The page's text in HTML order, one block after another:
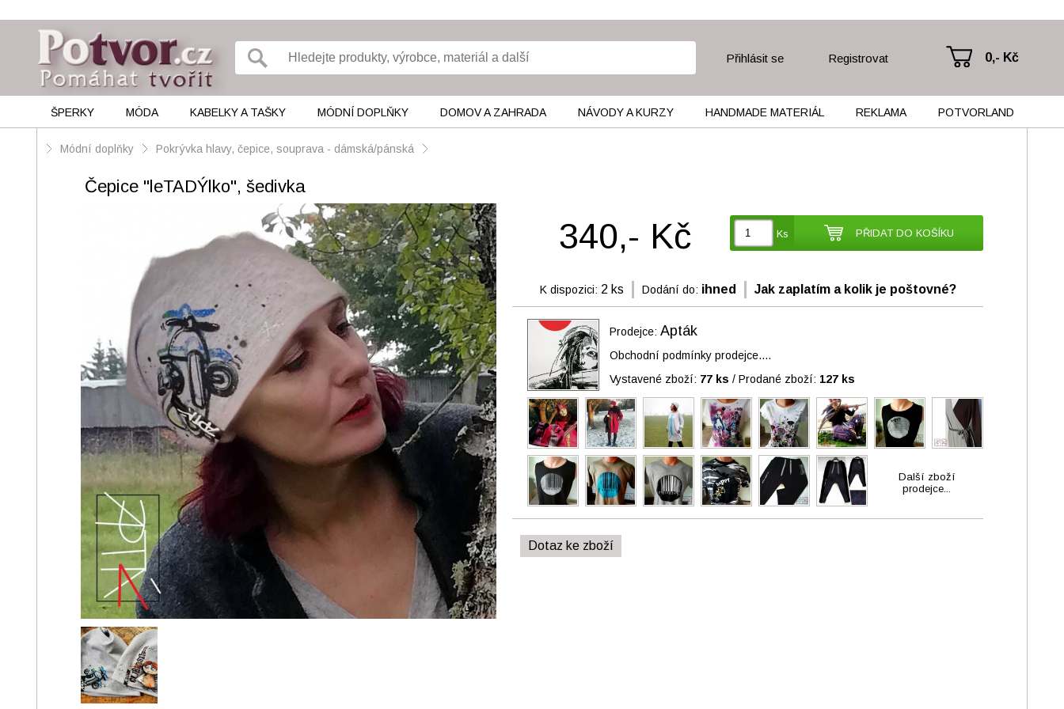
Přihlásit se Registrovat 0,- Kč
ŠPERKY MÓDA KABELKY A TAŠKY MÓDNÍ DOPLŇKY DOMOV A ZAHRADA NÁVODY A KURZY HANDMADE MATERIÁL REKLAMA POTVORLAND
Módní doplňky Pokrývka hlavy, čepice, souprava - dámská/pánská
Čepice "leTADÝlko", šedivka
340,- Kč Ks PŘIDAT DO KOŠÍKU
K dispozici: 2 ks Dodání do: ihned Jak zaplatím a kolik je poštovné?
Prodejce: Apták
Obchodní podmínky prodejce....
Vystavené zboží: 77 ks / Prodané zboží: 127 ks
Další zboží
prodejce...
Dotaz ke zboží